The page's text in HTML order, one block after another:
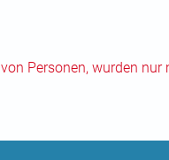
Personen, wurden